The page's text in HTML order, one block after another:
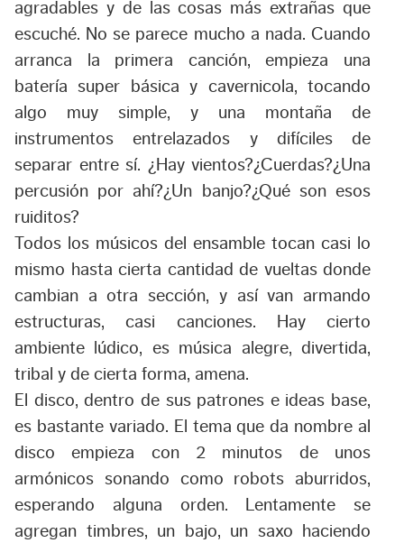
agradables y de las cosas más extrañas que
escuché. No se parece mucho a nada. Cuando
arranca la primera canción, empieza una
batería super básica y cavernicola, tocando
algo muy simple, y una montaña de
instrumentos entrelazados y difíciles de
separar entre sí. ¿Hay vientos?¿Cuerdas?¿Una
percusión por ahí?¿Un banjo?¿Qué son esos
ruiditos?
Todos los músicos del ensamble tocan casi lo
mismo hasta cierta cantidad de vueltas donde
cambian a otra sección, y así van armando
estructuras, casi canciones. Hay cierto
ambiente lúdico, es música alegre, divertida,
tribal y de cierta forma, amena.
El disco, dentro de sus patrones e ideas base,
es bastante variado. El tema que da nombre al
disco empieza con 2 minutos de unos
armónicos sonando como robots aburridos,
esperando alguna orden. Lentamente se
agregan timbres, un bajo, un saxo haciendo